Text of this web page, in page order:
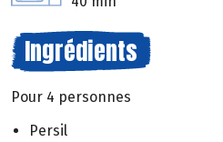
Ingrédients
Pour 4 personnes
Persil